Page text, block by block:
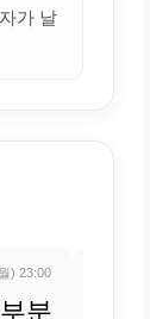
가 날
) 23:00
분